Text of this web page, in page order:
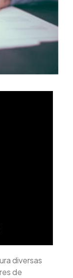
diversas
de